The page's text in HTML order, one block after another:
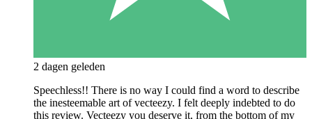
2 dagen geleden
Speechless!! There is no way I could find a word to describe
the inesteemable art of vecteezy. I felt deeply indebted to do
this review. Vecteezy you deserve it, from the bottom of my